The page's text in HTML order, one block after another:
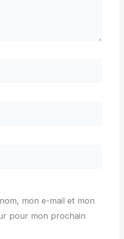
mon e-mail et mon
pour mon prochain